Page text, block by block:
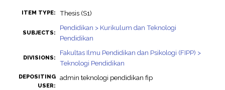
ITEM TYPE: Thesis (S1)
SUBJECTS:
Pendidikan > Kurikulum dan Teknologi
Pendidikan
DIVISIONS:
Fakultas Ilmu Pendidikan dan Psikologi (FIPP) >
Teknologi Pendidikan
DEPOSITING
USER:
admin teknologi pendidikan fip